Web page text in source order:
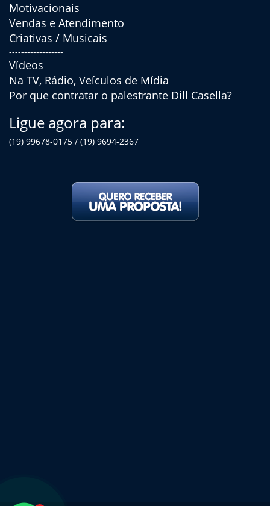
Motivacionais
Vendas e Atendimento
Criativas / Musicais
------------------
Vídeos
Na TV, Rádio, Veículos de Mídia
Por que contratar o palestrante Dill Casella?
Ligue agora para:
(19) 99678-0175 / (19) 9694-2367